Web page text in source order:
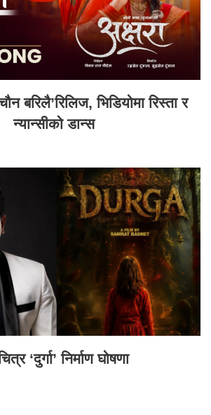
बरिलै’रिलिज, भिडियोमा रिस्ता र
न्यान्सीको डान्स
‘दुर्गा’ निर्माण घोषणा